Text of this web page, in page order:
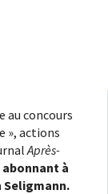
au concours
», actions
Après-
à